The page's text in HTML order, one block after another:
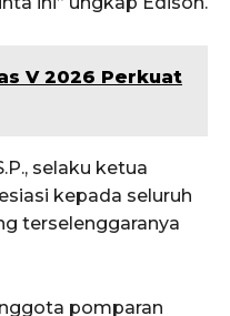
V 2026 Perkuat
selaku ketua
kepada seluruh
terselenggaranya
pomparan